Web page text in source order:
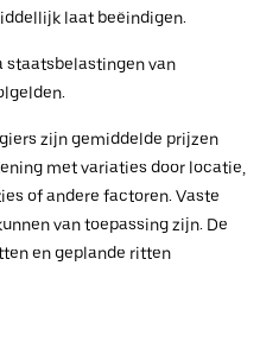
laat beëindigen.
staatsbelastingen van
zijn gemiddelde prijzen
met variaties door locatie,
of andere factoren. Vaste
van toepassing zijn. De
en geplande ritten